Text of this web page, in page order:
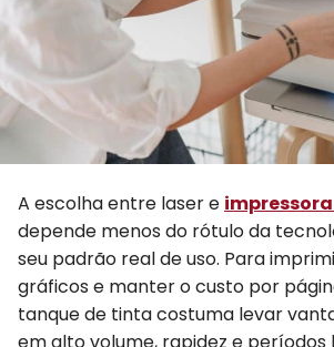
A escolha entre laser e
depende menos do rótulo da
seu padrão real de uso. Para
gráficos e manter o custo por
tanque de tinta costuma levar
em alto volume, rapidez e períodos